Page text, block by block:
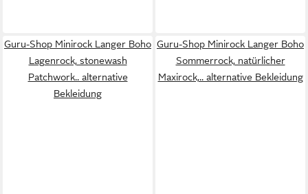
Guru-Shop Minirock Langer Boho
Lagenrock, stonewash
Patchwork.. alternative
Bekleidung
Guru-Shop Minirock Langer Boho
Sommerrock, natürlicher
Maxirock,.. alternative Bekleidung